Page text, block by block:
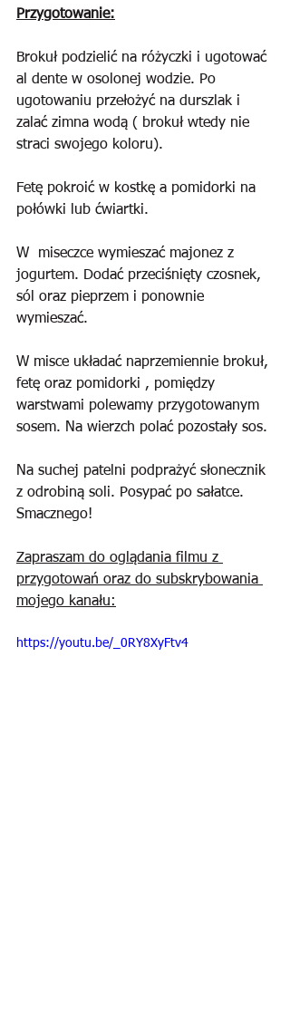
Przygotowanie:
Brokuł podzielić na różyczki i ugotować
al dente w osolonej wodzie. Po
ugotowaniu przełożyć na durszlak i
zalać zimna wodą ( brokuł wtedy nie
straci swojego koloru).
Fetę pokroić w kostkę a pomidorki na
połówki lub ćwiartki.
W  miseczce wymieszać majonez z
jogurtem. Dodać przeciśnięty czosnek,
sól oraz pieprzem i ponownie
wymieszać.
W misce układać naprzemiennie brokuł,
fetę oraz pomidorki , pomiędzy
warstwami polewamy przygotowanym
sosem. Na wierzch polać pozostały sos.
Na suchej patelni podprażyć słonecznik
z odrobiną soli. Posypać po sałatce.
Smacznego!
Zapraszam do oglądania filmu z
przygotowań oraz do subskrybowania
mojego kanału:
https://youtu.be/_0RY8XyFtv4